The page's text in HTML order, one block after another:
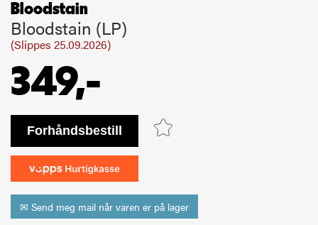
Bloodstain
Bloodstain (LP)
(Slippes 25.09.2026)
349,-
bestill
✉ Send meg mail når varen er på lager